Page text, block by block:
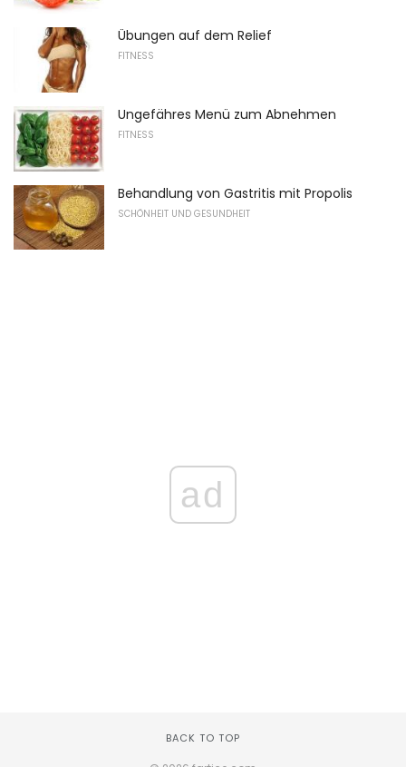
Übungen auf dem Relief
FITNESS
Ungefähres Menü zum Abnehmen
FITNESS
Behandlung von Gastritis mit Propolis
SCHÖNHEIT UND GESUNDHEIT
ad
BACK TO TOP